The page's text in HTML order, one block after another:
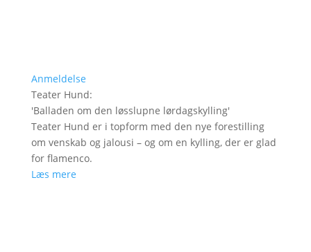
Anmeldelse
Teater Hund:
'Balladen om den løsslupne lørdagskylling'
Teater Hund er i topform med den nye forestilling
om venskab og jalousi – og om en kylling, der er glad
for flamenco.
Læs mere